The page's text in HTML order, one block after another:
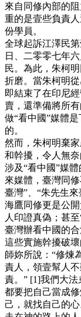
來自同修內部的
重的是壹些負責
份學員。
全球起訴江澤民
日、二零零七年
民。為此，朱柯
折磨。當朱柯明
即結束了在印尼
賣，還準備將所
做“看中國”媒體
的。
然而，朱柯明棄
和幹擾，令人無
涉及“看中國”媒
來媒體，臺灣同
臺灣”、“朱先生
海鷹同修更是公
人印證真偽；甚
臺灣辦看中國的合
這些實施幹擾破
師妳所說：“修煉
責人，領壹幫人
責。” [1]我們大
都要把自己當成
己，就找自己的